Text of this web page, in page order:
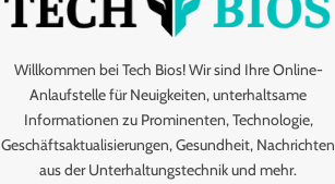
Willkommen bei Tech Bios! Wir sind Ihre Online-
Anlaufstelle für Neuigkeiten, unterhaltsame
Informationen zu Prominenten, Technologie,
Geschäftsaktualisierungen, Gesundheit, Nachrichten
aus der Unterhaltungstechnik und mehr.